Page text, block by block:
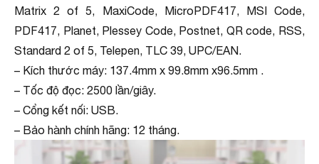
Matrix 2 of 5, MaxiCode, MicroPDF417, MSI Code,
PDF417, Planet, Plessey Code, Postnet, QR code, RSS,
Standard 2 of 5, Telepen, TLC 39, UPC/EAN.
– Kích thước máy: 137.4mm x 99.8mm x96.5mm .
– Tốc độ đọc: 2500 lần/giây.
– Cổng kết nối: USB.
– Bảo hành chính hãng: 12 tháng.